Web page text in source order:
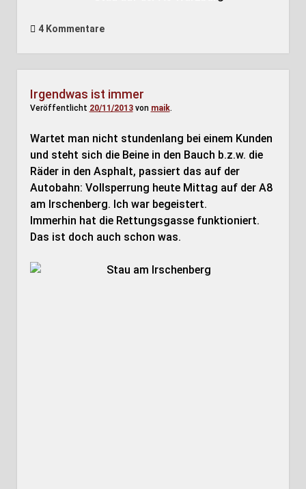
4 Kommentare
Irgendwas ist immer
Veröffentlicht 20/11/2013von maik.
Wartet man nicht stundenlang bei einem Kunden
und steht sich die Beine in den Bauch b.z.w. die
Räder in den Asphalt, passiert das auf der
Autobahn: Vollsperrung heute Mittag auf der A8
am Irschenberg. Ich war begeistert.
Immerhin hat die Rettungsgasse funktioniert.
Das ist doch auch schon was.